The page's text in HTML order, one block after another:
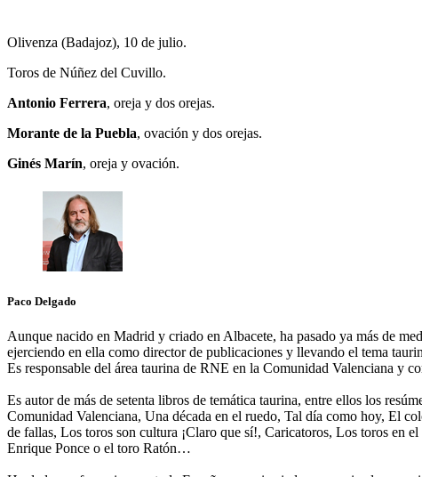
Olivenza (Badajoz), 10 de julio.
Toros de Núñez del Cuvillo.
Antonio Ferrera, oreja y dos orejas.
Morante de la Puebla, ovación y dos orejas.
Ginés Marín, oreja y ovación.
Paco Delgado
Aunque nacido en Madrid y criado en Albacete, ha pasado ya más de
ejerciendo en ella como director de publicaciones y llevando el tema
Es responsable del área taurina de RNE en la Comunidad Valenciana y
Es autor de más de setenta libros de temática taurina, entre ellos los
Comunidad Valenciana, Una década en el ruedo, Tal día como hoy, El
de fallas, Los toros son cultura ¡Claro que sí!, Caricatoros, Los toros
Enrique Ponce o el toro Ratón…